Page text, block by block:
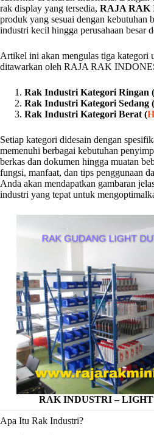
rak display yang tersedia, RAJA RAK
produk yang sesuai dengan kebutuhan
industri kecil hingga perusahaan besar
Artikel ini akan mengulas tiga kategori
ditawarkan oleh RAJA RAK
Rak Industri Kategori Ringan (
Rak Industri Kategori Sedang (
Rak Industri Kategori Berat (
Setiap kategori didesain dengan
memenuhi berbagai kebutuhan
berkas dan dokumen hingga muatan
fungsi, manfaat, dan tips penggunaan
Anda akan mendapatkan gambaran
industri yang tepat untuk
RAK INDUSTRI –
Apa Itu Rak Industri?